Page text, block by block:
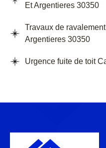
Et Argentieres 30350
Travaux de
Argentieres 30350
Urgence fuite de toit